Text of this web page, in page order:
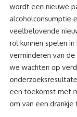
wordt een nieuwe
alcoholconsumptie
veelbelovende
rol kunnen spelen
verminderen van
we wachten op
een toekomst met
om van een